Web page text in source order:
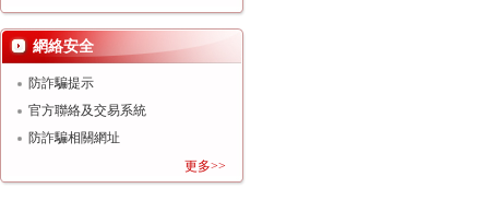
網絡安全
防詐騙提示
官方聯絡及交易系統
防詐騙相關網址
更多>>